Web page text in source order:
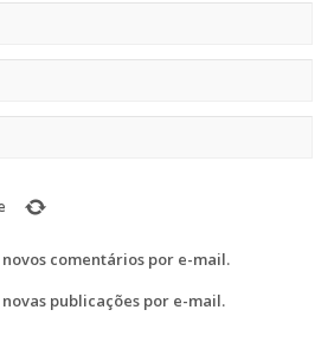
comentários por e-mail.
publicações por e-mail.